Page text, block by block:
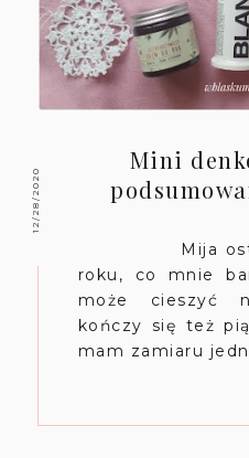
12/28/2020
Mini
Mija ostatni
roku, co mnie
może cieszyć
kończy się też
mam zamiaru